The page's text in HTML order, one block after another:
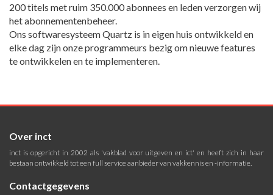
200 titels met ruim 350.000 abonnees en leden verzorgen wij
het abonnementenbeheer.
Ons softwaresysteem Quartz is in eigen huis ontwikkeld en
elke dag zijn onze programmeurs bezig om nieuwe features
te ontwikkelen en te implementeren.
Over inct
inct is opgericht in 2002 als 'vakblad voor uitgeven en ict' en heeft zich in haar
bestaan ontwikkeld tot een full service aanbieder van vakkennis en -informatie.
Contactgegevens